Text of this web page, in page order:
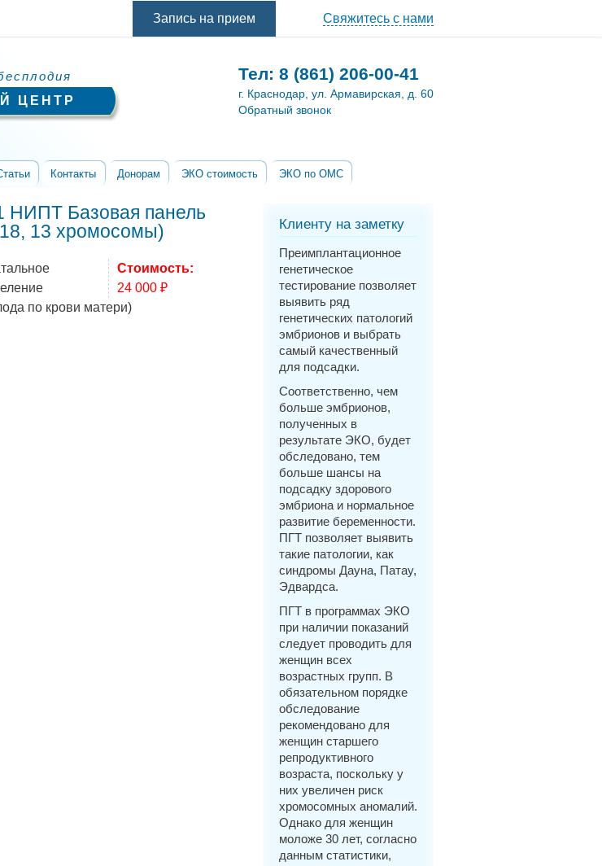
Запись на прием Свяжитесь с нами
ЦЕНТР
Тел: 8 (861) 206-00-41
г. Краснодар, ул. Армавирская, д. 60
Обратный звонок
Контакты Донорам ЭКО стоимость ЭКО по ОМС
НИПТ Базовая панель
13 хромосомы)
Стоимость:
24 000 ₽
по крови матери)
Клиенту на заметку
Преимплантационное
генетическое
тестирование позволяет
выявить ряд
генетических патологий
эмбрионов и выбрать
самый качественный
для подсадки.
Соответственно, чем
больше эмбрионов,
полученных в
результате ЭКО, будет
обследовано, тем
больше шансы на
подсадку здорового
эмбриона и нормальное
развитие беременности.
ПГТ позволяет выявить
такие патологии, как
синдромы Дауна, Патау,
Эдвардса.
ПГТ в программах ЭКО
при наличии показаний
следует проводить для
женщин всех
возрастных групп. В
обязательном порядке
обследование
рекомендовано для
женщин старшего
репродуктивного
возраста, поскольку у
них увеличен риск
хромосомных аномалий.
Однако для женщин
моложе 30 лет, согласно
данным статистики,